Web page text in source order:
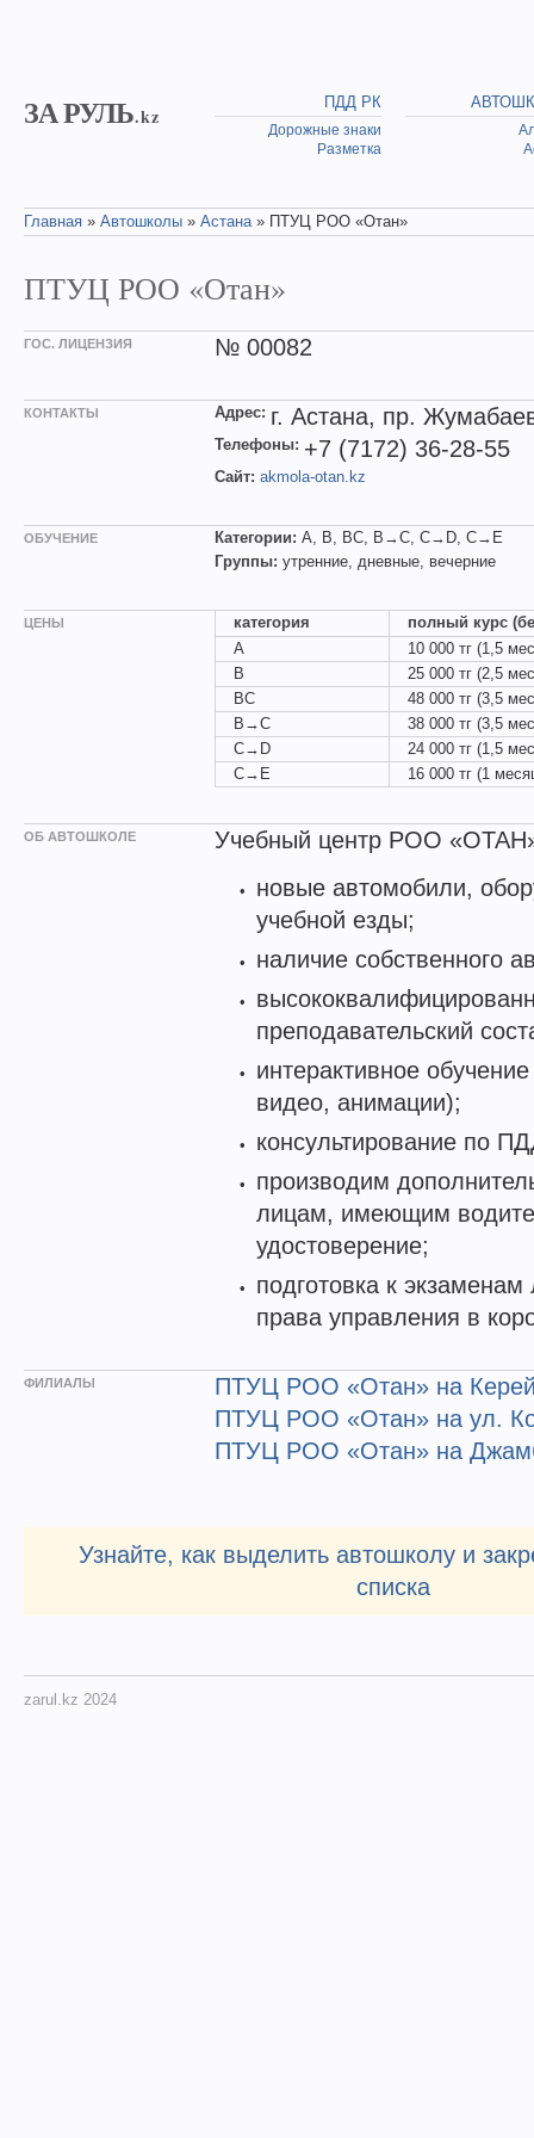
ЗА РУЛЬ.kz
ПДД РК
Дорожные знаки
Разметка
Главная » Автошколы » Астана» ПТУЦ РОО «Отан»
ПТУЦ РОО «Отан»
ГОС. ЛИЦЕНЗИЯ № 00082
КОНТАКТЫ Адрес: г. Астана, пр.
Телефоны: +7 (7172) 36-28-55
Сайт: akmola-otan.kz
ОБУЧЕНИЕ Категории: A, B, BC, B→C, C→D, C→E
Группы: утренние, дневные, вечерние
ЦЕНЫ категория
полный курс
A
10 000 тг (1,5
B
25 000 тг (2,5
BC
48 000 тг (3,5
B→C
38 000 тг (3,5
C→D
24 000 тг (1,5
C→E
16 000 тг (1
ОБ АВТОШКОЛЕ
Учебный центр РОО
новые автомобили,
учебной езды;
наличие собственного
преподавательский
интерактивное
видео, анимации);
консультирование по
производим
лицам, имеющим
удостоверение;
подготовка к
права управления в
ФИЛИАЛЫ
ПТУЦ РОО «Отан» на
ПТУЦ РОО «Отан» на ул.
ПТУЦ РОО «Отан» на
Узнайте, как выделить автошколу и
списка
zarul.kz 2024